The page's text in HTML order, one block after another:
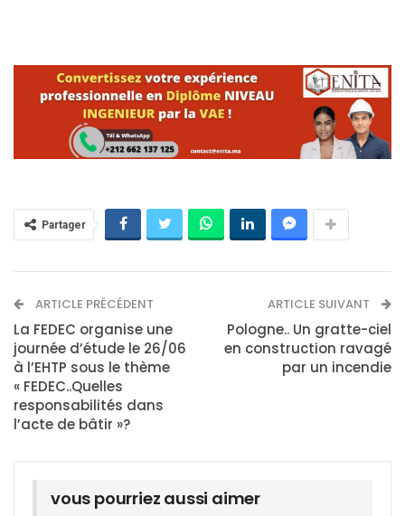
Partager
ARTICLE PRÉCÉDENT
La FEDEC organise une
journée d’étude le 26/06
à l’EHTP sous le thème
« FEDEC..Quelles
responsabilités dans
l’acte de bâtir »?
ARTICLE SUIVANT
Pologne.. Un gratte-​​ciel
en construction ravagé
par un incendie
vous pourriez aussi aimer